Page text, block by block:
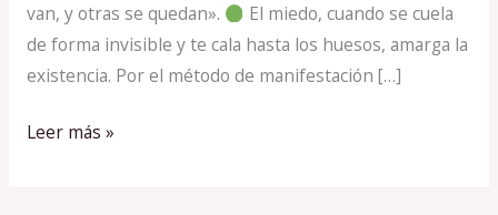
van, y otras se quedan».
El miedo, cuando se cuela
de forma invisible y te cala hasta los huesos, amarga la
existencia. Por el método de manifestación […]
Leer más »